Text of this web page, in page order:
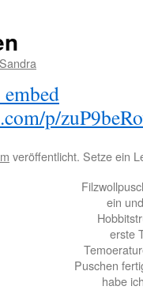
Sandra
p/
veröffentlicht. Setze ein
ein
erste
Puschen
habe